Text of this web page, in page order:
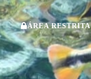
ÁREA RESTRITA